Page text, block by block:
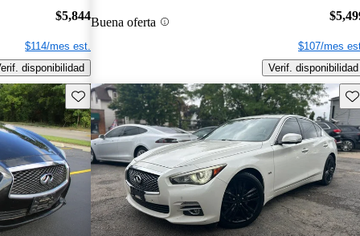
$5,844
$114/mes est.
disponibilidad
Buena oferta
$107/mes
Verif. disponibilidad
Guarda este Aviso